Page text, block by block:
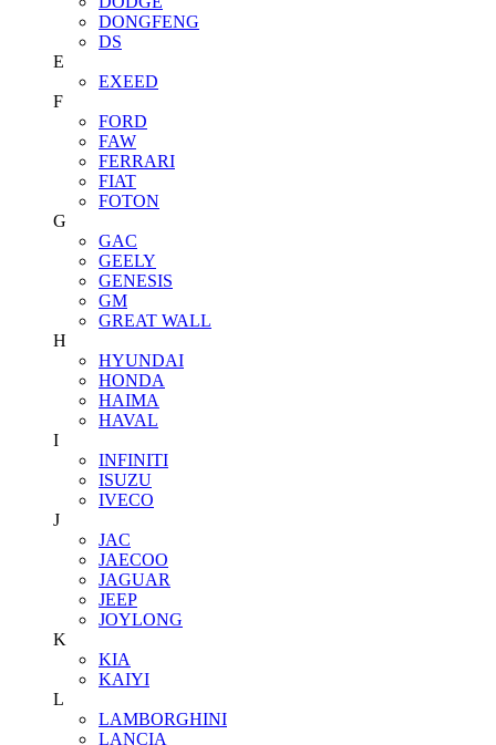
DONGFENG
DS
E
EXEED
F
FORD
FAW
FERRARI
FIAT
FOTON
G
GAC
GEELY
GENESIS
GM
GREAT WALL
H
HYUNDAI
HONDA
HAIMA
HAVAL
I
INFINITI
ISUZU
IVECO
J
JAC
JAECOO
JAGUAR
JEEP
JOYLONG
K
KIA
KAIYI
L
LAMBORGHINI
LANCIA